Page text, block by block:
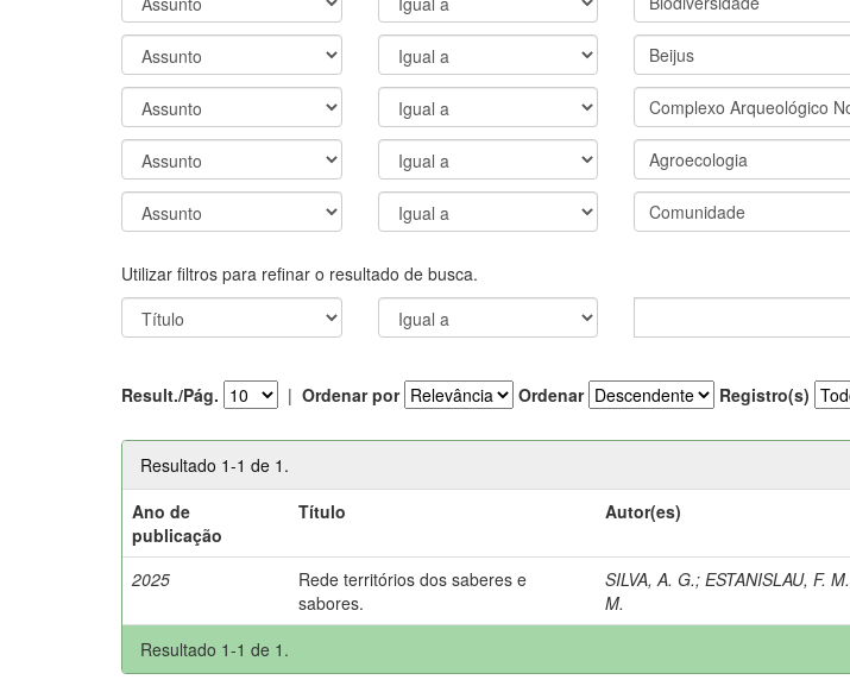
Utilizar filtros para refinar o resultado de busca.
Result./Pág. | Ordenar por Ordenar Registro(s)
Resultado 1-1 de 1.
Ano de
publicação
Título Autor(es)
2025
Rede territórios dos saberes e
sabores.
SILVA, A. G.;ESTANISLAU, F. M.
M.
Resultado 1-1 de 1.